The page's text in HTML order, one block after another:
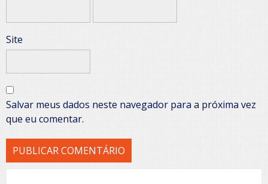
Site
Salvar meus dados neste navegador para a próxima vez
que eu comentar.